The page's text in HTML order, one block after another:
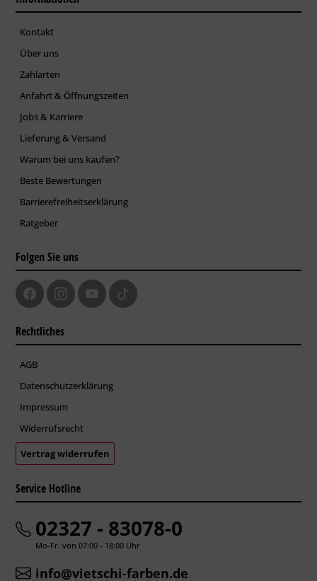
Kontakt
Über uns
Zahlarten
Anfahrt & Öffnungszeiten
Jobs & Karriere
Lieferung & Versand
Warum bei uns kaufen?
Beste Bewertungen
Barrierefreiheitserklärung
Ratgeber
Folgen Sie uns
Rechtliches
AGB
Datenschutzerklärung
Impressum
Widerrufsrecht
Vertrag widerrufen
Service Hotline
02327 - 83078-0
Mo-Fr. von 07:00 - 18:00 Uhr
info@vietschi-farben.de